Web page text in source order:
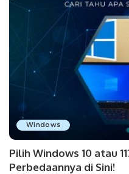
Windows
Pilih Windows 10 atau
Perbedaannya di Sini!